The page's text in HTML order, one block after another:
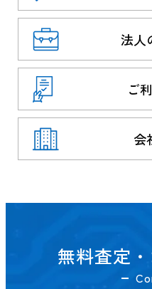
法人
ご
会
無料査定